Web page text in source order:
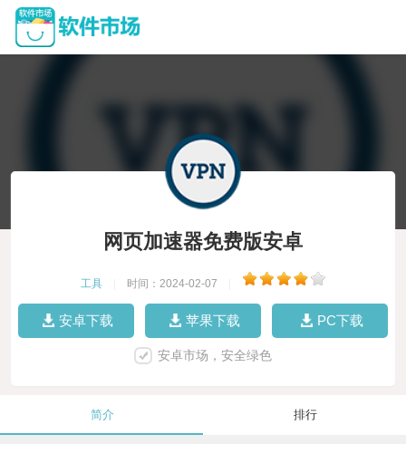
网页加速器免费版安卓
工具 时间：2024-02-07
安卓下载 苹果下载 PC下载
安卓市场，安全绿色
简介 排行